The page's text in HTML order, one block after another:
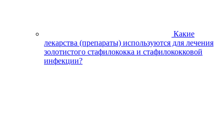
Какие
лекарства (препараты) используются для лечения
золотистого стафилококка и стафилококковой
инфекции?